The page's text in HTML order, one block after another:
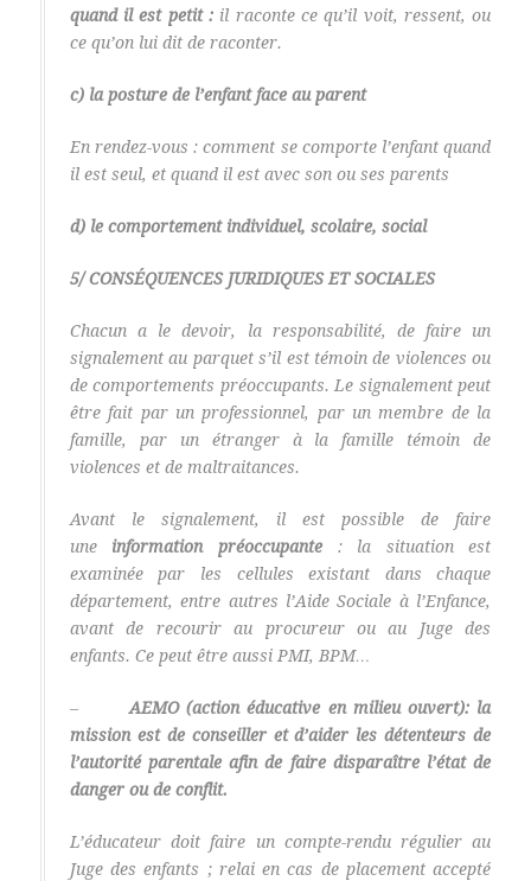
quand il est petit : il raconte ce qu’il voit, ressent, ou
ce qu’on lui dit de raconter.
c) la posture de l’enfant face au parent
En rendez-vous : comment se comporte l’enfant quand
il est seul, et quand il est avec son ou ses parents
d) le comportement individuel, scolaire, social
5/ CONSÉQUENCES JURIDIQUES ET SOCIALES
Chacun a le devoir, la responsabilité, de faire un
signalement au parquet s’il est témoin de violences ou
de comportements préoccupants. Le signalement peut
être fait par un professionnel, par un membre de la
famille, par un étranger à la famille témoin de
violences et de maltraitances.
Avant le signalement, il est possible de faire
une information préoccupante : la situation est
examinée par les cellules existant dans chaque
département, entre autres l’Aide Sociale à l’Enfance,
avant de recourir au procureur ou au Juge des
enfants. Ce peut être aussi PMI, BPM…
–AEMO (action éducative en milieu ouvert): la
mission est de conseiller et d’aider les détenteurs de
l’autorité parentale afin de faire disparaître l’état de
danger ou de conflit.
L’éducateur doit faire un compte-rendu régulier au
Juge des enfants ; relai en cas de placement accepté